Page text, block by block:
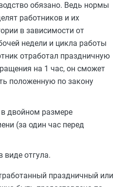
обязано. Ведь нормы
работников и их
в зависимости от
недели и цикла работы
отработал праздничную
на 1 час, он сможет
положенную по закону
двойном размере
(за один час перед
отгула.
праздничный или